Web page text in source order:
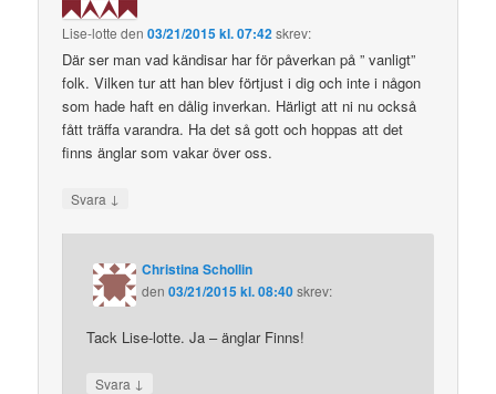
Lise-lotte den03/21/2015 kl. 07:42skrev:
Där ser man vad kändisar har för påverkan på ” vanligt”
folk. Vilken tur att han blev förtjust i dig och inte i någon
som hade haft en dålig inverkan. Härligt att ni nu också
fått träffa varandra. Ha det så gott och hoppas att det
finns änglar som vakar över oss.
Svara ↓
Christina Schollin
den03/21/2015 kl. 08:40skrev:
Tack Lise-lotte. Ja – änglar Finns!
Svara ↓